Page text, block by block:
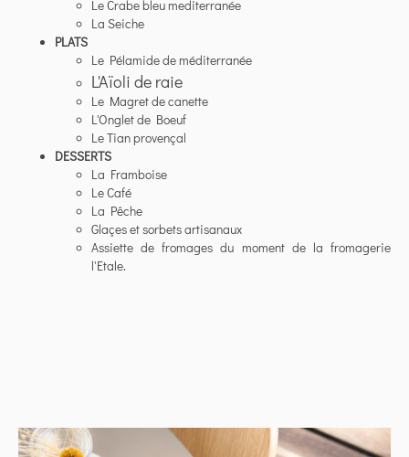
Le Crabe bleu mediterranée
La Seiche
PLATS
Le Pélamide de méditerranée
L'Aïoli de raie
Le Magret de canette
L'Onglet de Boeuf
Le Tian provençal
DESSERTS
La Framboise
Le Café
La Pêche
Glaçes et sorbets artisanaux
Assiette de fromages du moment de la fromagerie
l'Etale.